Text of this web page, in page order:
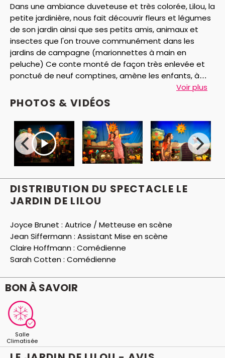
Dans une ambiance duveteuse et très colorée, Lilou, la
petite jardinière, nous fait découvrir fleurs et légumes
de son jardin ainsi que ses petits amis, animaux et
insectes que l'on trouve communément dans les
jardins de campagne (marionnettes à main en
peluche) Ce conte monté de façon très enlevée et
ponctué de neuf comptines, amène les enfants, à
avoir un autre regard sur la nature et prendre
conscience qu'il est nécessaire de la respecter.
Voir plus
PHOTOS & VIDÉOS
DISTRIBUTION DU SPECTACLE LE
JARDIN DE LILOU
Joyce Brunet : Autrice / Metteuse en scène
Jean Siffermann : Assistant Mise en scène
Claire Hoffmann : Comédienne
Sarah Cotten : Comédienne
BON À SAVOIR
Salle
Climatisée